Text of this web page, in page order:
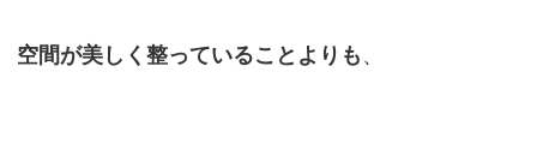
空間が美しく整っていることよりも 、